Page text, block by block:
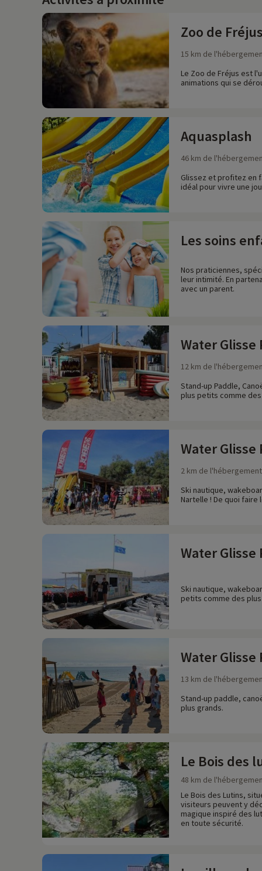
Zoo de Fréjus
15 km de
Le Zoo de Fréjus est
animations qui se
Aquasplash
46 km de
Glissez et profitez en
idéal pour vivre une
Les soins
Nos praticiennes,
leur intimité. En
avec un parent.
Water Glisse
12 km de
Stand-up Paddle,
plus petits comme
Water Glisse
2 km de l'hébergement
Ski nautique,
Nartelle ! De quoi
Water Glisse
Ski nautique,
petits comme des
Water Glisse
13 km de
Stand-up paddle,
plus grands.
Le Bois des
48 km de
Le Bois des Lutins,
visiteurs peuvent y
magique inspiré des
en toute sécurité.